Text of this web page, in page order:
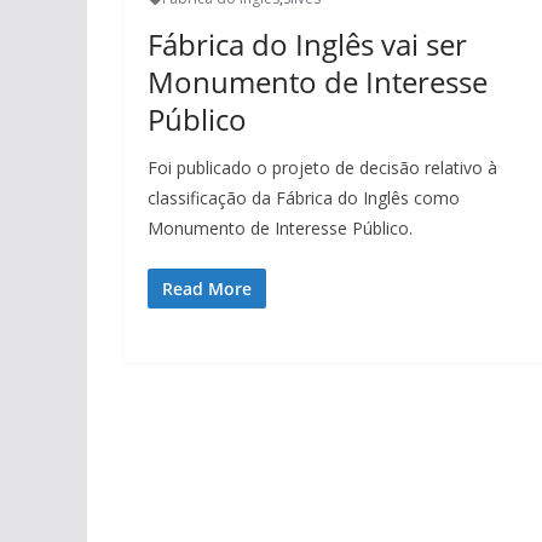
Fábrica do Inglês vai ser
Monumento de Interesse
Público
Foi publicado o projeto de decisão relativo à
classificação da Fábrica do Inglês como
Monumento de Interesse Público.
Read More